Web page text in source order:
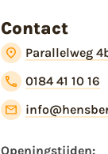
Contact
Parallelweg
0184 41 10 16
Openingstijden: